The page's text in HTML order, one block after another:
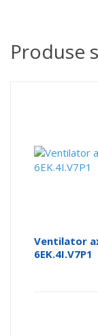
Produse
Ventilator
6EK.4I.V7P1